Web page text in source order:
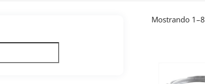
Mostrando